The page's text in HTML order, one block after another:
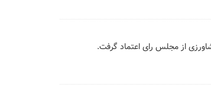
از مجلس رای اعتماد گرفت.